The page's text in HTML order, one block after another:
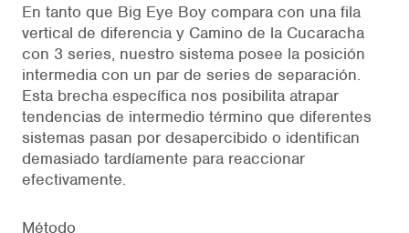
En tanto que Big Eye Boy compara con una fila
vertical de diferencia y Camino de la Cucaracha
con 3 series, nuestro sistema posee la posición
intermedia con un par de series de separación.
Esta brecha específica nos posibilita atrapar
tendencias de intermedio término que diferentes
sistemas pasan por desapercibido o identifican
demasiado tardíamente para reaccionar
efectivamente.
Método